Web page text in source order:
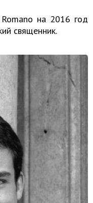
на 2016 год
священник.